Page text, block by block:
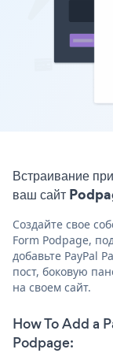
Встраивание
ваш сайт
Создайте свое
Form Podpage,
добавьте PayPal
пост, боковую
на своем сайт.
How To Add a
Podpage: